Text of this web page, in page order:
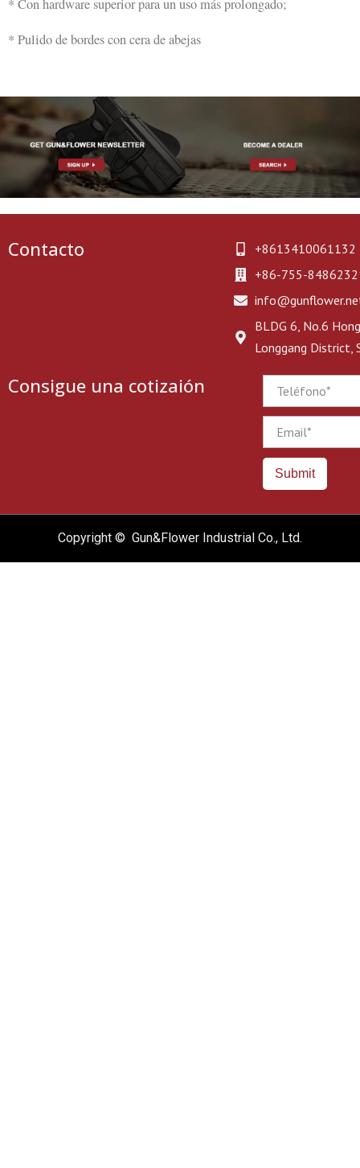
* Con hardware superior para un uso más prolongado;
* Pulido de bordes con cera de abejas
Contacto
+8613410061132
+86-755-
BLDG 6, No.6
Longgang District,
Consigue una cotizaión
Submit
Copyright © Gun&Flower Industrial Co., Ltd.